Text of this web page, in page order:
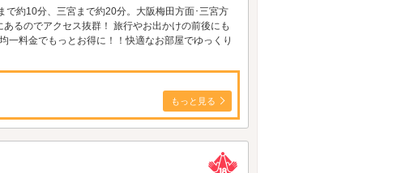
で約10分、三宮まで約20分。大阪梅田方面･三宮方
るのでアクセス抜群！ 旅行やお出かけの前後にも
料金でもっとお得に！！快適なお部屋でゆっくり
もっと見る